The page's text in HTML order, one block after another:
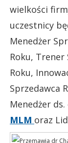
wielkości
uczestnicy
Menedżer
Roku, Trener
Roku,
Sprzedawca
Menedżer
MLM oraz